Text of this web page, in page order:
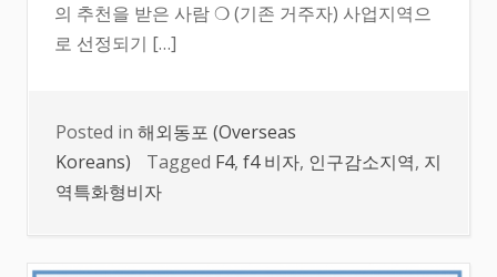
의 추천을 받은 사람 ❍ (기존 거주자) 사업지역으
로 선정되기 […]
Posted in 해외동포 (Overseas
Koreans)
Tagged F4, f4 비자, 인구감소지역, 지
역특화형비자